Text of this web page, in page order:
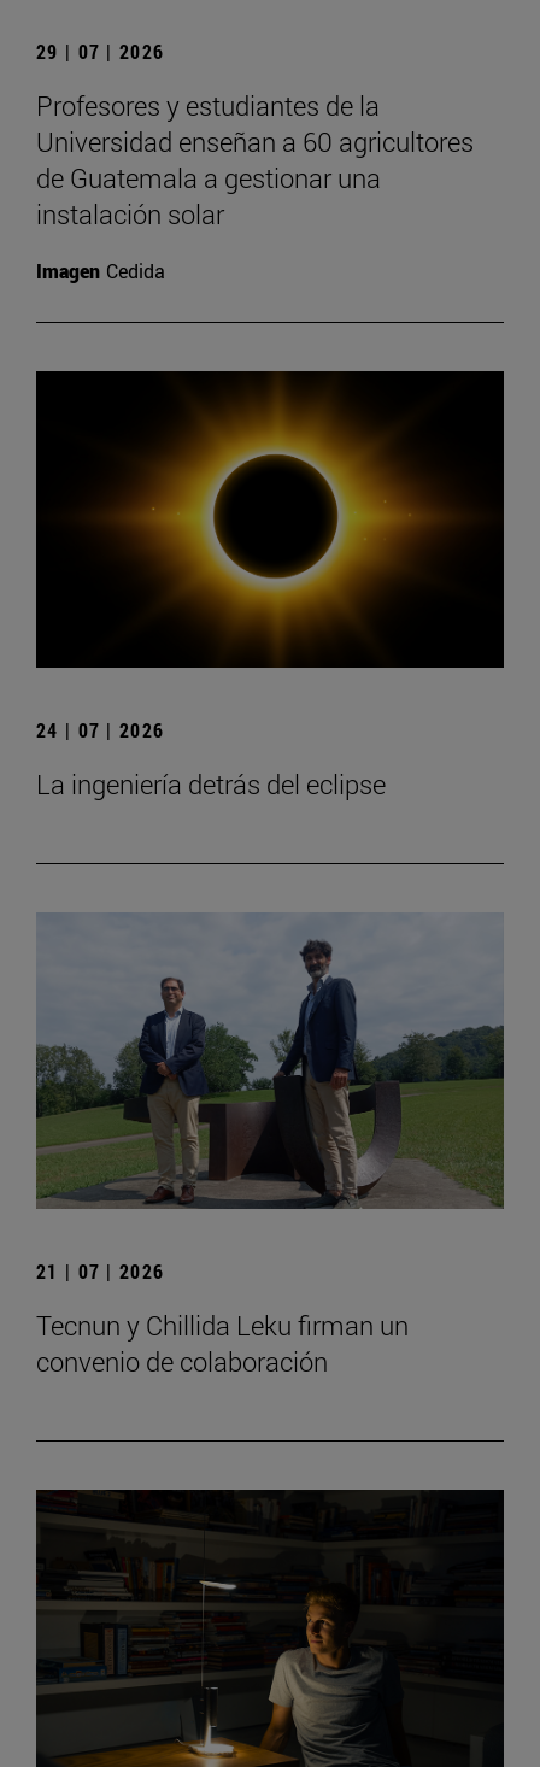
29 | 07 | 2026
Profesores y estudiantes de la
Universidad enseñan a 60 agricultores
de Guatemala a gestionar una
instalación solar
Imagen Cedida
24 | 07 | 2026
La ingeniería detrás del eclipse
21 | 07 | 2026
Tecnun y Chillida Leku firman un
convenio de colaboración